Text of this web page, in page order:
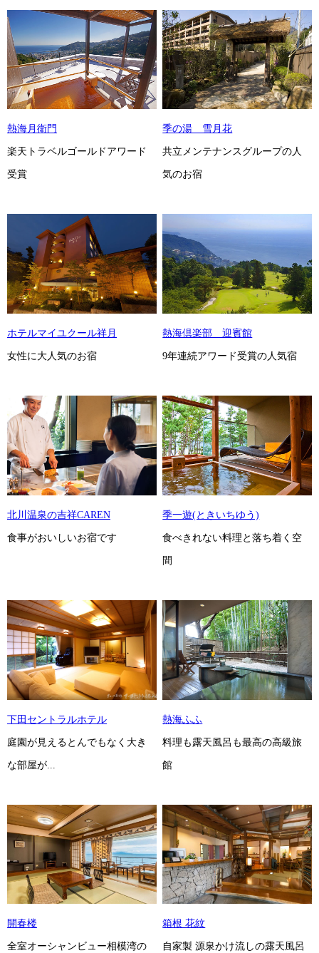
熱海月衛門
楽天トラベルゴールドアワード
受賞
季の湯 雪月花
共立メンテナンスグループの人
気のお宿
ホテルマイユクール祥月
女性に大人気のお宿
熱海倶楽部 迎賓館
9年連続アワード受賞の人気宿
北川温泉の吉祥CAREN
食事がおいしいお宿です
季一遊(ときいちゆう)
食べきれない料理と落ち着く空
間
下田セントラルホテル
庭園が見えるとんでもなく大き
な部屋が...
熱海ふふ
料理も露天風呂も最高の高級旅
館
開春楼
全室オーシャンビュー相模湾の
箱根 花紋
自家製 源泉かけ流しの露天風呂